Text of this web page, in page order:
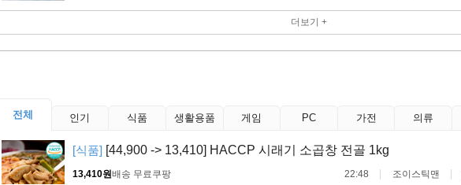
더보기 +
전체 인기 식품 생활용품 게임 PC 가전 의류
[식품] [44,900 -> 13,410] HACCP 시래기 소곱창 전골 1kg
13,410원배송 무료 쿠팡 22:48 조이스틱맨